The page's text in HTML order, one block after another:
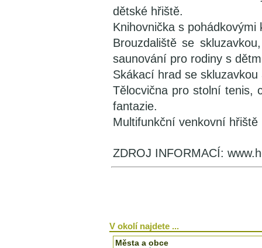
dětské hřiště.
Knihovnička s
Brouzdaliště se
saunování pro rodiny s
Skákací hrad se
Tělocvična pro stolní tenis,
fantazie.
Multifunkční venkovní
ZDROJ INFORMACÍ:
V okolí najdete ...
Města a obce